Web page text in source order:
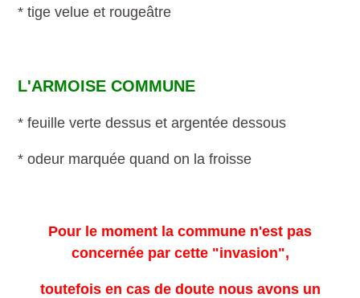
* tige velue et rougeâtre
L'ARMOISE COMMUNE
* feuille verte dessus et argentée dessous
* odeur marquée quand on la froisse
Pour le moment la commune n'est pas
concernée par cette "invasion",
toutefois en cas de doute nous avons un